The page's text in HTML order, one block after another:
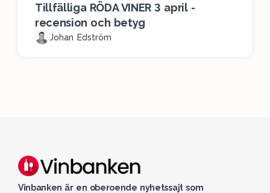
Tillfälliga RÖDA VINER 3 april -
recension och betyg
Johan Edström
Vinbanken är en oberoende nyhetssajt som